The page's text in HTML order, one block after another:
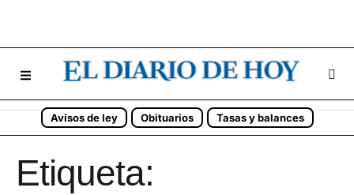
Avisos de ley Obituarios Tasas y balances
Etiqueta: